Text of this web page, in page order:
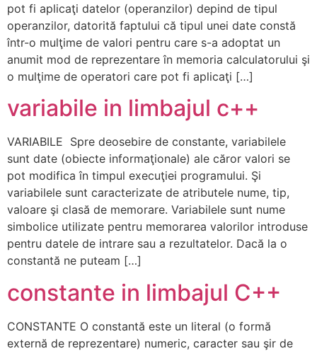
pot fi aplicaţi datelor (operanzilor) depind de tipul
operanzilor, datorită faptului că tipul unei date constă
într-o mulţime de valori pentru care s-a adoptat un
anumit mod de reprezentare în memoria calculatorului şi
o mulţime de operatori care pot fi aplicaţi […]
variabile in limbajul c++
VARIABILE Spre deosebire de constante, variabilele
sunt date (obiecte informaţionale) ale căror valori se
pot modifica în timpul execuţiei programului. Şi
variabilele sunt caracterizate de atributele nume, tip,
valoare şi clasă de memorare. Variabilele sunt nume
simbolice utilizate pentru memorarea valorilor introduse
pentru datele de intrare sau a rezultatelor. Dacă la o
constantă ne puteam […]
constante in limbajul C++
CONSTANTE O constantă este un literal (o formă
externă de reprezentare) numeric, caracter sau şir de